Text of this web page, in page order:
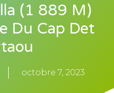
(1 889 M)
Du Cap Det
octobre 7, 2023